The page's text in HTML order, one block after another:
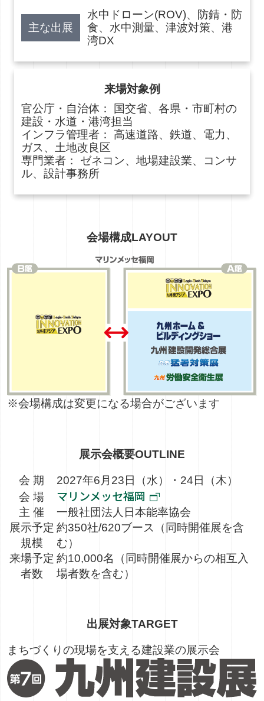
主な出展
水中ドローン(ROV)、防錆・防
食、水中測量、津波対策、港
湾DX
来場対象例
官公庁・自治体： 国交省、各県・市町村の
建設・水道・港湾担当
インフラ管理者： 高速道路、鉄道、電力、
ガス、土地改良区
専門業者： ゼネコン、地場建設業、コンサ
ル、設計事務所
会場構成LAYOUT
※会場構成は変更になる場合がございます
展示会概要OUTLINE
会 期
2027年6月23日（水）・24日（木）
会 場
マリンメッセ福岡
主 催
一般社団法人日本能率協会
展示予定
規模
約350社/620ブース（同時開催展を含
む）
来場予定
者数
約10,000名（同時開催展からの相互入
場者数を含む）
出展対象TARGET
まちづくりの現場を支える建設業の展示会